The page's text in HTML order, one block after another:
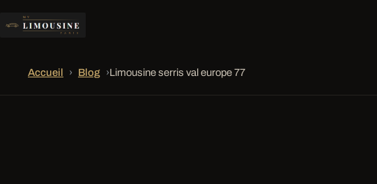
Accueil › Blog ›Limousine serris val europe 77